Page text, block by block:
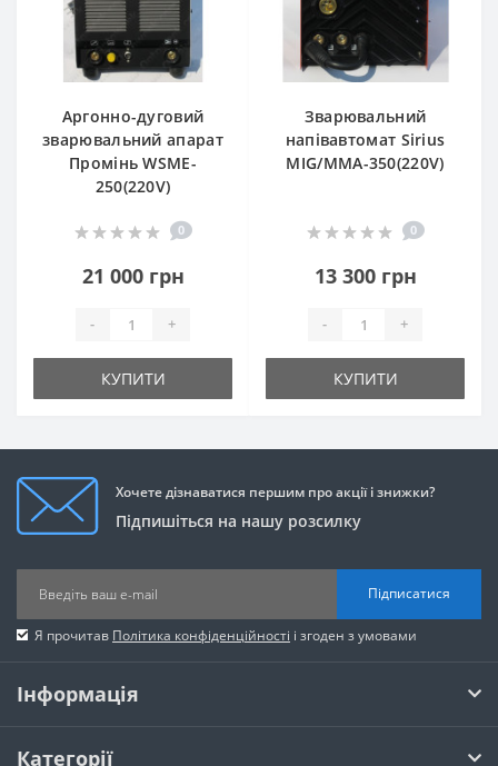
Аргонно-дуговий
зварювальний апарат
Промінь WSME-
250(220V)
0
21 000 грн
- +
КУПИТИ
Зварювальний
напівавтомат Sirius
MIG/MMA-350(220V)
0
13 300 грн
- +
КУПИТИ
Хочете дізнаватися першим про акції і знижки?
Підпишіться на нашу розсилку
Підписатися
Я прочитав Політика конфіденційності і згоден з умовами
Інформація
Категорії